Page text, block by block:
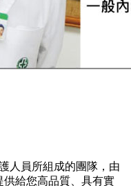
人員所組成的團隊，由
給您高品質、具有實